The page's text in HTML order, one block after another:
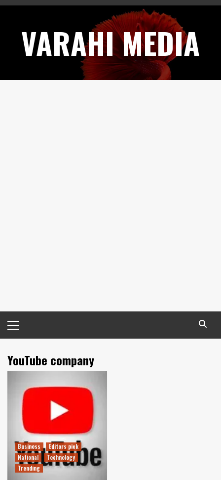
Skip
contentVARAHI MEDIA
Menu
YouTube company
Business
Editors pick
National
Technology
Trending